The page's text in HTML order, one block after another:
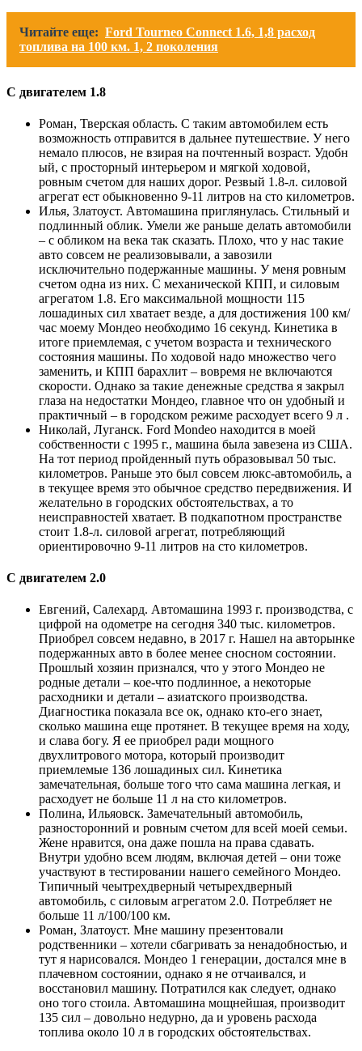
Читайте еще: Ford Tourneo Connect 1.6, 1,8 расход
топлива на 100 км. 1, 2 поколения
С двигателем 1.8
Роман, Тверская область. С таким автомобилем есть
возможность отправится в дальнее путешествие. У него
немало плюсов, не взирая на почтенный возраст. Удобн
ый, с просторный интерьером и мягкой ходовой,
ровным счетом для наших дорог. Резвый 1.8-л. силовой
агрегат ест обыкновенно 9-11 литров на сто километров.
Илья, Златоуст. Автомашина приглянулась. Стильный и
подлинный облик. Умели же раньше делать автомобили
– с обликом на века так сказать. Плохо, что у нас такие
авто совсем не реализовывали, а завозили
исключительно подержанные машины. У меня ровным
счетом одна из них. С механической КПП, и силовым
агрегатом 1.8. Его максимальной мощности 115
лошадиных сил хватает везде, а для достижения 100 км/
час моему Мондео необходимо 16 секунд. Кинетика в
итоге приемлемая, с учетом возраста и технического
состояния машины. По ходовой надо множество чего
заменить, и КПП барахлит – вовремя не включаются
скорости. Однако за такие денежные средства я закрыл
глаза на недостатки Мондео, главное что он удобный и
практичный – в городском режиме расходует всего 9 л .
Николай, Луганск. Ford Mondeo находится в моей
собственности с 1995 г., машина была завезена из США.
На тот период пройденный путь образовывал 50 тыс.
километров. Раньше это был совсем люкс-автомобиль, а
в текущее время это обычное средство передвижения. И
желательно в городских обстоятельствах, а то
неисправностей хватает. В подкапотном пространстве
стоит 1.8-л. силовой агрегат, потребляющий
ориентировочно 9-11 литров на сто километров.
С двигателем 2.0
Евгений, Салехард. Автомашина 1993 г. производства, с
цифрой на одометре на сегодня 340 тыс. километров.
Приобрел совсем недавно, в 2017 г. Нашел на авторынке
подержанных авто в более менее сносном состоянии.
Прошлый хозяин признался, что у этого Мондео не
родные детали – кое-что подлинное, а некоторые
расходники и детали – азиатского производства.
Диагностика показала все ок, однако кто-его знает,
сколько машина еще протянет. В текущее время на ходу,
и слава богу. Я ее приобрел ради мощного
двухлитрового мотора, который производит
приемлемые 136 лошадиных сил. Кинетика
замечательная, больше того что сама машина легкая, и
расходует не больше 11 л на сто километров.
Полина, Ильяовск. Замечательный автомобиль,
разносторонний и ровным счетом для всей моей семьи.
Жене нравится, она даже пошла на права сдавать.
Внутри удобно всем людям, включая детей – они тоже
участвуют в тестировании нашего семейного Мондео.
Типичный чеытрехдверный четырехдверный
автомобиль, с силовым агрегатом 2.0. Потребляет не
больше 11 л/100/100 км.
Роман, Златоуст. Мне машину презентовали
родственники – хотели сбагривать за ненадобностью, и
тут я нарисовался. Мондео 1 генерации, достался мне в
плачевном состоянии, однако я не отчаивался, и
восстановил машину. Потратился как следует, однако
оно того стоила. Автомашина мощнейшая, производит
135 сил – довольно недурно, да и уровень расхода
топлива около 10 л в городских обстоятельствах.